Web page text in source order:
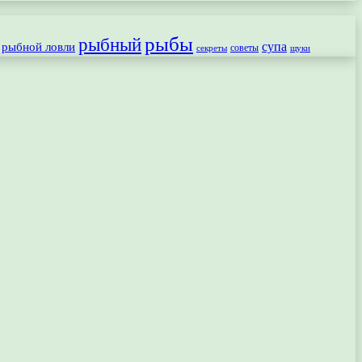
рыбной ловли рыбныйрыбы секреты советы супа щуки